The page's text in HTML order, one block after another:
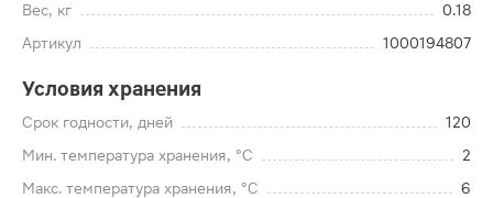
Вес, кг
0.18
Артикул
1000194807
Условия хранения
Срок годности, дней
120
Мин. температура хранения, °C
2
Макс. температура хранения, °C
6